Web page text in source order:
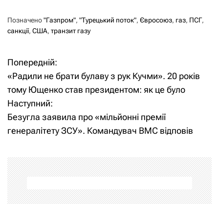
Позначено"Газпром", "Турецький поток", Євросоюз, газ, ПСГ,
санкції, США, транзит газу
Н
а
в
і
а
ц
Попередній:
«Радили не брати булаву з рук Кучми». 20 років
тому Ющенко став президентом: як це було
Наступний:
Безугла заявила про «мільйонні премії
генералітету ЗСУ». Командувач ВМС відповів